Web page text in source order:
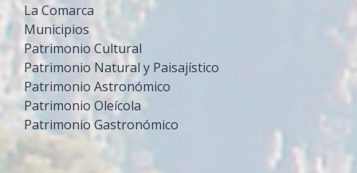
La Comarca
Municipios
Patrimonio Cultural
Patrimonio Natural y Paisajístico
Patrimonio Astronómico
Patrimonio Oleícola
Patrimonio Gastronómico